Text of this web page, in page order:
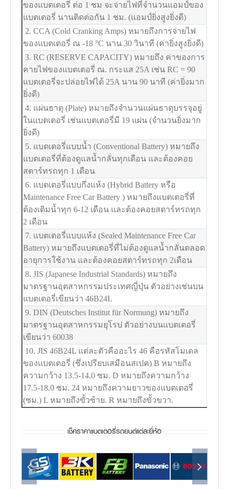
ของแบตเตอรี่ ต่อ 1 ชม จะจ่ายไฟที่จำนวนแอมป์ของ
แบตเตอรี่ นานติดต่อกัน 1 ชม. (แอมป์ยิ่งสูงยิ่งดี)
2. CCA (Cold Cranking Amps) หมายถึงการจ่ายไฟ
ของแบตเตอรี่ ณ -18 °C นาน 30 วินาที (ค่ายิ่งสูงยิ่งดี)
3. RC (RESERVE CAPACITY) หมายถึง ค่าของการ
คายไฟของแบตเตอรี่ ณ. กระแส 25A เช่น RC = 90
แบตเตอรี่จะปล่อยไฟได้ 25A นาน 90 นาที (ค่ายิ่งมาก
ยิ่งดี)
4. แผ่นธาตุ (Plate) หมายถึงจำนวนแผ่นธาตุบรรจุอยู่
ในแบตเตอรี่ เช่นแบตเตอรี่มี 19 แผ่น (จำนวนยิ่งมาก
ยิ่งดี)
5. แบตเตอรี่แบบน้ำ (Conventional Battery) หมายถึง
แบตเตอรี่ที่ต้องดูแลน้ำกลั่นทุกเดือน และต้องคอย
สตาร์ทรถทุก 1 เดือน
6. แบตเตอรี่แบบกึ่งแห้ง (Hybrid Battery หรือ
Maintenance Free Car Battery ) หมายถึงแบตเตอรี่ที่
ต้องเติมน้ำทุก 6-12 เดือน และต้องคอยสตาร์ทรถทุก
2 เดือน
7. แบตเตอรี่แบบแห้ง (Sealed Maintenance Free Car
Battery) หมายถึงแบตเตอรี่ที่ไม่ต้องดูแลน้ำกลั่นตลอด
อายุการใช้งาน และต้องคอยสตาร์ทรถทุก 2เดือน
8. JIS (Japanese Industrial Standards) หมายถึง
มาตรฐานอุตสาหกรรมประเทศญี่ปุ่น ตัวอย่างเช่นบน
แบตเตอรี่เขียนว่า 46B24L
9. DIN (Deutsches Institut für Normung) หมายถึง
มาตรฐานอุตสาหกรรมยุโรป ตัวอย่างบนแบตเตอรี่
เขียนว่า 60038
10. JIS 46B24L แต่ละตัวคืออะไร 46 คือรหัสโมเดล
ของแบตเตอรี่ (ซึ่งเปรียบเสมือนสเปค) B หมายถึง
ความกว้าง 13.5-14.0 ซม. D หมายถึงความกว้าง
17.5-18.0 ซม. 24 หมายถึงความยาวของแบตเตอรี่
(ซม.) L หมายถึงขั้วซ้าย. R หมายถึงขั้วขวา.
เช็คราคาแบตเตอรี่รถยนต์แต่ละยี่ห้อ